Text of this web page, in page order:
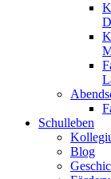
Schulleben
Blog